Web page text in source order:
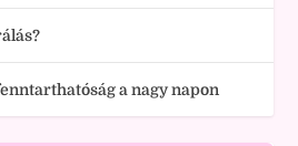
a nagy napon